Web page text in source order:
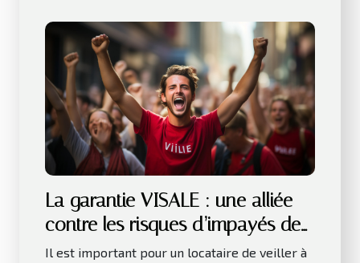
La garantie VISALE : une alliée
contre les risques d’impayés de
loyer
Il est important pour un locataire de veiller à